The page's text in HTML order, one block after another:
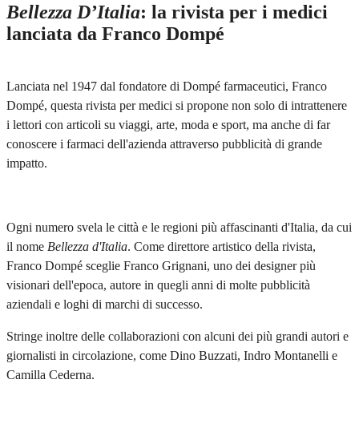
Bellezza D’Italia: la rivista per i medici
lanciata da Franco Dompé
Lanciata nel 1947 dal fondatore di Dompé farmaceutici, Franco
Dompé, questa rivista per medici si propone non solo di intrattenere
i lettori con articoli su viaggi, arte, moda e sport, ma anche di far
conoscere i farmaci dell'azienda attraverso pubblicità di grande
impatto.
Ogni numero svela le città e le regioni più affascinanti d'Italia, da cui
il nome Bellezza d'Italia. Come direttore artistico della rivista,
Franco Dompé sceglie Franco Grignani, uno dei designer più
visionari dell'epoca, autore in quegli anni di molte pubblicità
aziendali e loghi di marchi di successo.
Stringe inoltre delle collaborazioni con alcuni dei più grandi autori e
giornalisti in circolazione, come Dino Buzzati, Indro Montanelli e
Camilla Cederna.